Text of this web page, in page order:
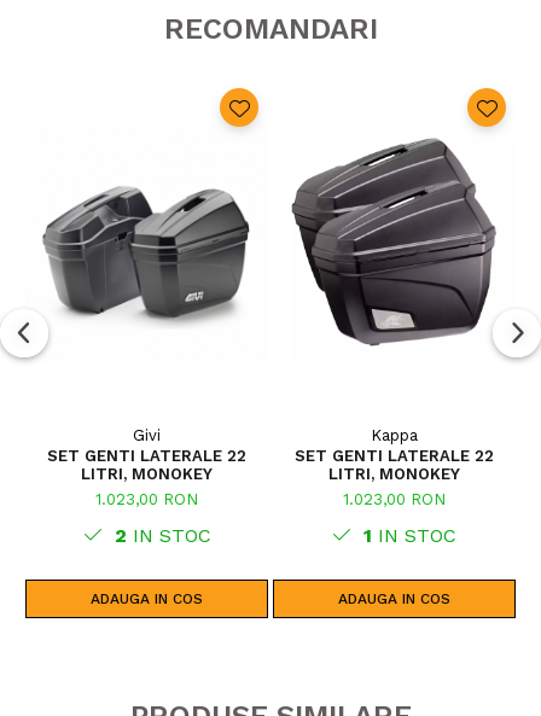
RECOMANDARI
Givi
SET GENTI LATERALE 22
LITRI, MONOKEY
1.023,00 RON
2 IN STOC
ADAUGA IN COS
Kappa
SET GENTI LATERALE 22
LITRI, MONOKEY
1.023,00 RON
1 IN STOC
ADAUGA IN COS